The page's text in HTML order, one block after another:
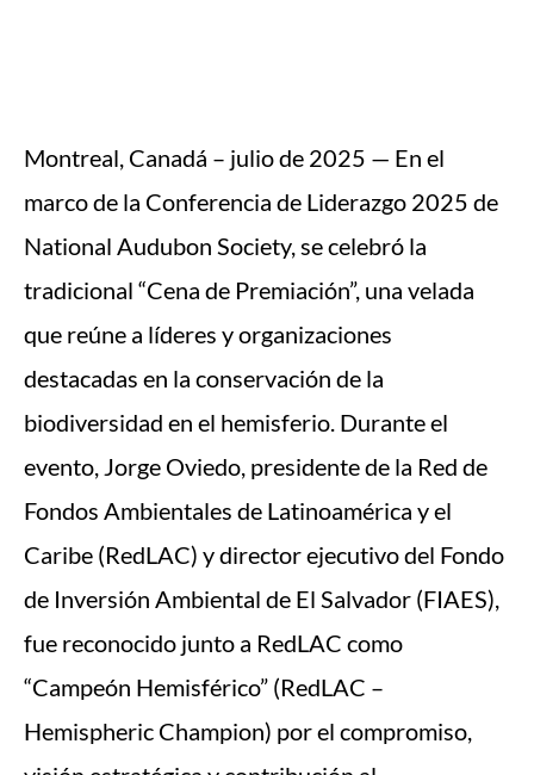
Montreal, Canadá – julio de 2025 — En el
marco de la Conferencia de Liderazgo 2025 de
National Audubon Society, se celebró la
tradicional “Cena de Premiación”, una velada
que reúne a líderes y organizaciones
destacadas en la conservación de la
biodiversidad en el hemisferio. Durante el
evento, Jorge Oviedo, presidente de la Red de
Fondos Ambientales de Latinoamérica y el
Caribe (RedLAC) y director ejecutivo del Fondo
de Inversión Ambiental de El Salvador (FIAES),
fue reconocido junto a RedLAC como
“Campeón Hemisférico” (RedLAC –
Hemispheric Champion) por el compromiso,